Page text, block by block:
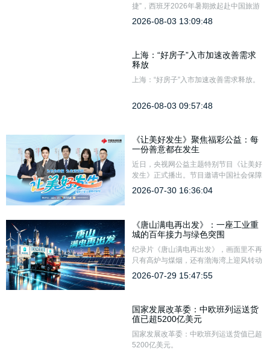
捷”，西班牙2026年暑期掀起赴中国旅游
热。
2026-08-03 13:09:48
上海：“好房子”入市加速改善需求
释放
上海：“好房子”入市加速改善需求释放。
2026-08-03 09:57:48
《让美好发生》聚焦福彩公益：每
一份善意都在发生
近日，央视网公益主题特别节目《让美好
发生》正式播出。节目邀请中国社会保障
学会会长郑功成教授、上海金融与发展实
成年人救助保护中心社工李鹏四位嘉宾，
围绕“中国公益的多元力量”展开深度探
讨。
2026-07-30 16:36:04
《唐山满电再出发》：一座工业重
城的百年接力与绿色突围
纪录片《唐山满电再出发》，画面里不再
只有高炉与煤烟，还有渤海湾上迎风转动
的风机叶片、平原山野间与田埂共生的大
语言，呈现了唐山这座传统工业重城如何
在时代浪潮中，完成一场从“黑金”到“绿
能”的深度转身。
2026-07-29 15:47:55
国家发展改革委：中欧班列运送货
值已超5200亿美元
国家发展改革委：中欧班列运送货值已超
5200亿美元。